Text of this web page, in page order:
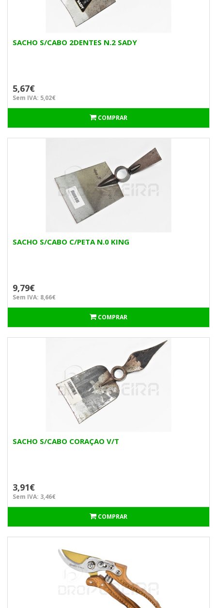
SACHO S/CABO 2DENTES N.2 SADY
5,67€
Sem IVA: 5,02€
COMPRAR
SACHO S/CABO C/PETA N.0 KING
9,79€
Sem IVA: 8,66€
COMPRAR
SACHO S/CABO CORAÇAO V/T
3,91€
Sem IVA: 3,46€
COMPRAR